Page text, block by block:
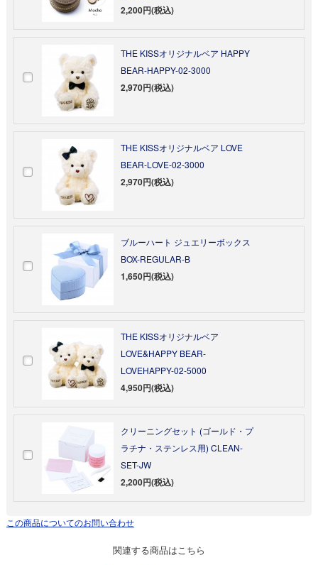
2,200円(税込)
THE KISSオリジナルベア HAPPY
BEAR-HAPPY-02-3000
2,970円(税込)
THE KISSオリジナルベア LOVE
BEAR-LOVE-02-3000
2,970円(税込)
ブルーハート ジュエリーボックス
BOX-REGULAR-B
1,650円(税込)
THE KISSオリジナルベア
LOVE&HAPPY BEAR-
LOVEHAPPY-02-5000
4,950円(税込)
クリーニングセット (ゴールド・プ
ラチナ・ステンレス用) CLEAN-
SET-JW
2,200円(税込)
この商品についてのお問い合わせ
関連する商品はこちら